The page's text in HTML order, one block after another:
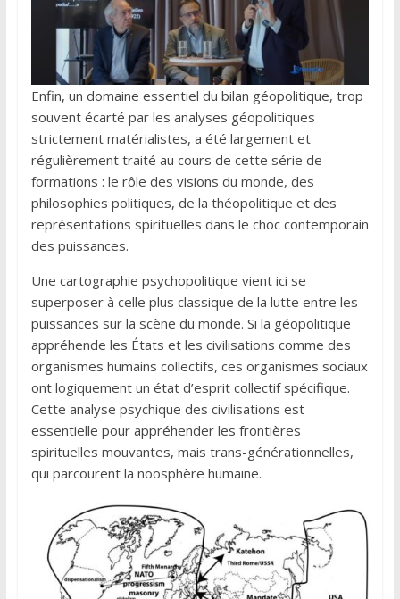
Enfin, un domaine essentiel du bilan géopolitique, trop
souvent écarté par les analyses géopolitiques
strictement matérialistes, a été largement et
régulièrement traité au cours de cette série de
formations : le rôle des visions du monde, des
philosophies politiques, de la théopolitique et des
représentations spirituelles dans le choc contemporain
des puissances.
Une cartographie psychopolitique vient ici se
superposer à celle plus classique de la lutte entre les
puissances sur la scène du monde. Si la géopolitique
appréhende les États et les civilisations comme des
organismes humains collectifs, ces organismes sociaux
ont logiquement un état d’esprit collectif spécifique.
Cette analyse psychique des civilisations est
essentielle pour appréhender les frontières
spirituelles mouvantes, mais trans-générationnelles,
qui parcourent la noosphère humaine.